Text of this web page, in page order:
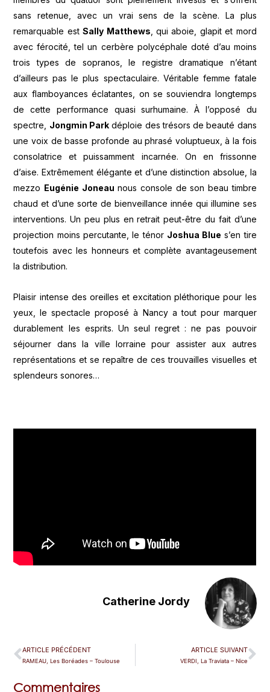
sans retenue, avec un vrai sens de la scène. La plus
remarquable estSally Matthews , qui aboie, glapit et mord
avec férocité, tel un cerbère polycéphale doté d’au moins
trois types de sopranos, le registre dramatique n’étant
d’ailleurs pas le plus spectaculaire. Véritable femme fatale
aux flamboyances éclatantes, on se souviendra longtemps
de cette performance quasi surhumaine. À l’opposé du
spectre, Jongmin Parkdéploie des trésors de beauté dans
une voix de basse profonde au phrasé voluptueux, à la fois
consolatrice et puissamment incarnée. On en frissonne
d’aise. Extrêmement élégante et d’une distinction absolue, la
mezzo Eugénie Joneau nous console de son beau timbre
chaud et d’une sorte de bienveillance innée qui illumine ses
interventions. Un peu plus en retrait peut-être du fait d’une
projection moins percutante, le ténor Joshua Blue s’en tire
toutefois avec les honneurs et complète avantageusement
la distribution.
Plaisir intense des oreilles et excitation pléthorique pour les
yeux, le spectacle proposé à Nancy a tout pour marquer
durablement les esprits. Un seul regret : ne pas pouvoir
séjourner dans la ville lorraine pour assister aux autres
représentations et se repaître de ces trouvailles visuelles et
splendeurs sonores…
Catherine Jordy
ARTICLE PRÉCÉDENT
RAMEAU, Les Boréades – Toulouse
ARTICLE SUIVANT
VERDI, La Traviata – Nice
Commentaires